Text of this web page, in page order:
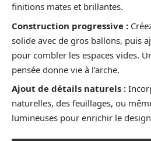
finitions mates et brillantes.
Construction progressive :
solide avec de gros ballons, puis
pour combler les espaces vides.
pensée donne vie à l’arche.
Ajout de détails naturels :
naturelles, des feuillages, ou
lumineuses pour enrichir le